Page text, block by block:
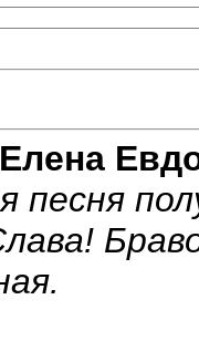
Елена
песня